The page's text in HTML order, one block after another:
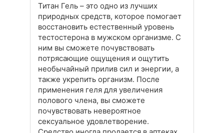
Титан Гель – это одно из лучших
природных средств, которое помогает
восстановить естественный уровень
тестостерона в мужском организме. С
ним вы сможете почувствовать
потрясающие ощущения и ощутить
необычайный прилив сил и энергии, а
также укрепить организм. После
применения геля для увеличения
полового члена, вы сможете
почувствовать невероятное
сексуальное удовлетворение.